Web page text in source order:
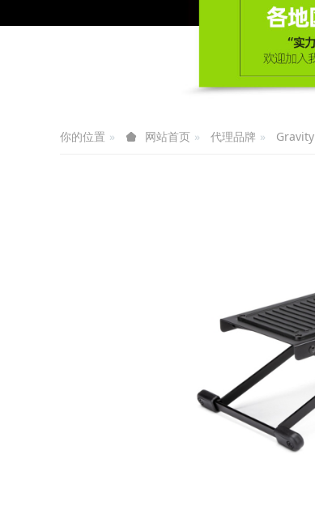
你的位置 网站首页 代理品牌 Gravity